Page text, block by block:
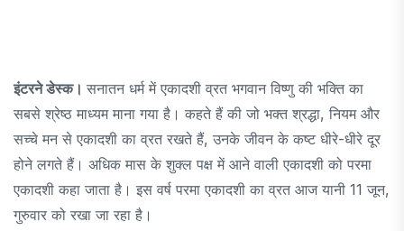
इंटरने डेस्क। सनातन धर्म में एकादशी व्रत भगवान विष्णु की भक्ति का
सबसे श्रेष्ठ माध्यम माना गया है। कहते हैं की जो भक्त श्रद्धा, नियम और
सच्चे मन से एकादशी का व्रत रखते हैं, उनके जीवन के कष्ट धीरे-धीरे दूर
होने लगते हैं। अधिक मास के शुक्ल पक्ष में आने वाली एकादशी को परमा
एकादशी कहा जाता है। इस वर्ष परमा एकादशी का व्रत आज यानी 11 जून,
गुरुवार को रखा जा रहा है।